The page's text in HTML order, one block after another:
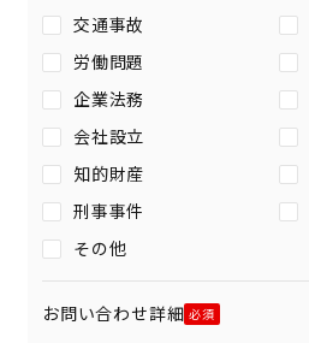
交通事故
労働問題
企業法務
会社設立
知的財産
刑事事件
その他
お問い合わせ詳細